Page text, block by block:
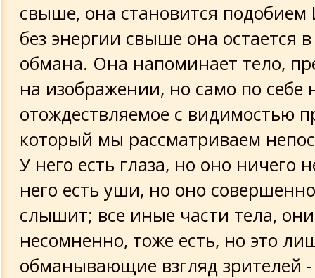
свыше, она становится
без энергии свыше она остается
обмана. Она напоминает тело,
на изображении, но само по себе
отождествляемое с видимостью
который мы рассматриваем
У него есть глаза, но оно ничего
него есть уши, но оно
слышит; все иные части тела,
несомненно, тоже есть, но это
обманывающие взгляд зрителей